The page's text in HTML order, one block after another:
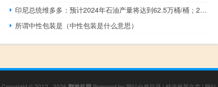
印尼总统维多多：预计2024年石油产量将达到62.5万桶/桶；2024年天然气产量将达到103万桶/日的油当量
所谓中性包装是（中性包装是什么意思）